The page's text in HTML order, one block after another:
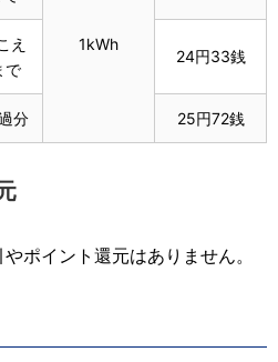
1kWh
え
で
24円33銭
分 25円72銭
ポイント還元はありません。